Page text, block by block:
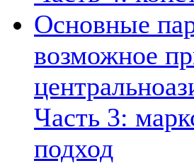
Основные
возможное
Часть 3:
подход